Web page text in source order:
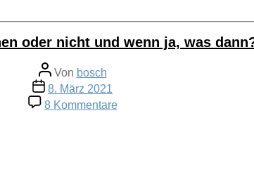
oder nicht und wenn ja, was
Beitragsautor
Von bosch
Veröffentlichungsdatum
8. März 2021
8 Kommentarezu
Antiquariat